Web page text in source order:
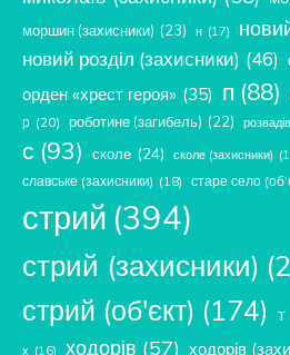
моршин (захисники) (23) н (17)
новий розділ (захисники) (46)
орден «хрест героя» (35) п (88)
р (20) роботине (загибель) (22) розвадів
с (93) сколе (24) сколе (захисники)
славське (захисники) (18) старе село
стрий (394)
стрий (захисники)
стрий (об'єкт) (174) т
х (16) ходорів (57) ходорів